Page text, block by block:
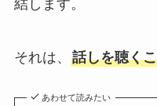
結します。
それは、 話しを聴く
あわせて読みたい